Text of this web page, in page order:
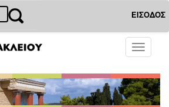
ΕΙΣΟΔΟΣ
Toggle